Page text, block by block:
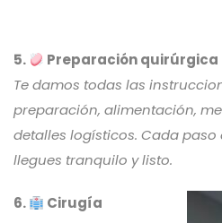
5.
Preparación quirúrgica
Te damos todas las
preparación, alimentación,
detalles logísticos. Cada
llegues tranquilo y listo.
6. Cirugía